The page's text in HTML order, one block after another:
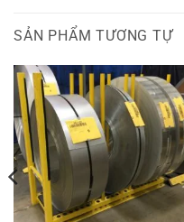
SẢN PHẨM TƯƠNG TỰ